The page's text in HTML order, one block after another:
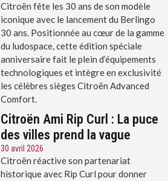
Citroën fête les 30 ans de son modèle
iconique avec le lancement du Berlingo
30 ans. Positionnée au cœur de la gamme
du ludospace, cette édition spéciale
anniversaire fait le plein d’équipements
technologiques et intègre en exclusivité
les célèbres sièges Citroën Advanced
Comfort.
Citroën Ami Rip Curl : La puce
des villes prend la vague
30 avril 2026
Citroën réactive son partenariat
historique avec Rip Curl pour donner